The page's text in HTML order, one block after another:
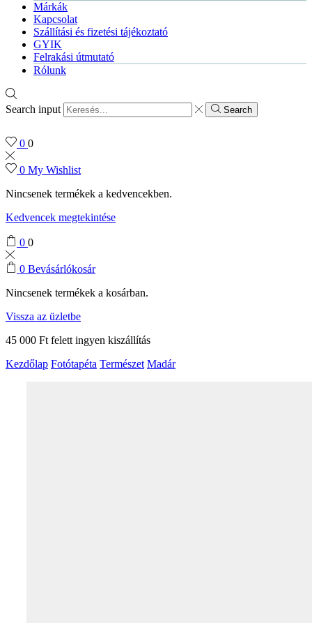
Márkák
Kapcsolat
Szállítási és fizetési tájékoztató
GYIK
Felrakási útmutató
Rólunk
Search input Search
0 0
0 My Wishlist
Nincsenek termékek a kedvencekben.
Kedvencek megtekintése
0 0
0 Bevásárlókosár
Nincsenek termékek a kosárban.
Vissza az üzletbe
45 000 Ft felett ingyen kiszállítás
Kezdőlap Fotótapéta Természet Madár